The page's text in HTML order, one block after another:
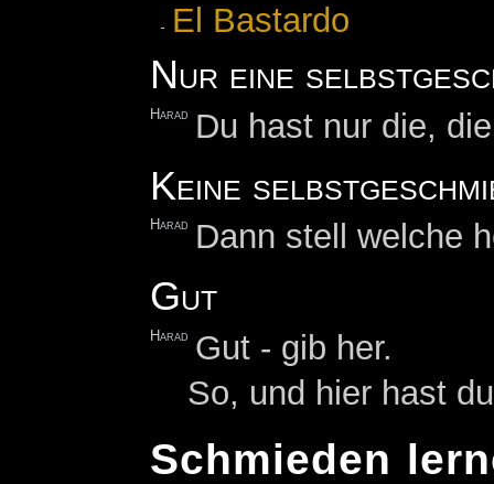
El Bastardo
Nur eine
Harad Du hast nur die,
Keine
Harad Dann stell welche
Gut
Harad Gut - gib her.
So, und hier hast
Schmieden